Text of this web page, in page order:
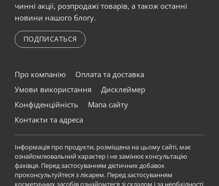
чинні акції, розпродажі товарів, а також останні
новини нашого блогу.
ПОДПИСАТЬСЯ
Про компанію
Оплата та доставка
Умови використання
Дисклеймер
Конфіденційність
Мапа сайту
Контакти та адреса
Інформація про продукти, розміщена на цьому сайті, має
ознайомлювальний характер і не замінює консультацію
фахівця. Перед застосуванням дієтичних добавок
проконсультуйтеся з лікарем. Перед застосуванням
косметичних засобів ознайомтеся зі складом і за необхідності